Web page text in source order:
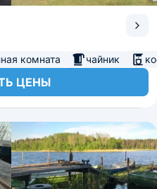
комната чайник
ЦЕНЫ